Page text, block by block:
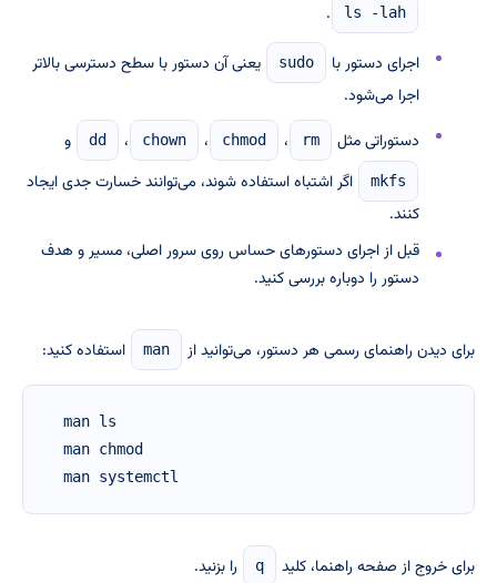
ls -lah
.
اجرای دستور با sudo
یعنی آن دستور با سطح دسترسی بالاتر
اجرا می‌شود.
دستوراتی مثل
rm ، chmod ، chown ، dd و
mkfs
اگر اشتباه استفاده شوند، می‌توانند خسارت جدی ایجاد
کنند.
قبل از اجرای دستورهای حساس روی سرور اصلی، مسیر و هدف
دستور را دوباره بررسی کنید.
برای دیدن راهنمای رسمی هر دستور، می‌توانید از man استفاده کنید:
man ls
man chmod
man systemctl
برای خروج از صفحه راهنما، کلید q را بزنید.